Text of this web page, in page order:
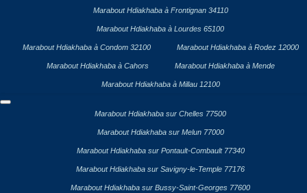
Marabout Hdiakhaba à Frontignan 34110
Marabout Hdiakhaba à Lourdes 65100
Marabout Hdiakhaba à Condom 32100 Marabout Hdiakhaba à Rodez 12000
Marabout Hdiakhaba à Cahors Marabout Hdiakhaba à Mende
Marabout Hdiakhaba à Millau 12100
Marabout Hdiakhaba sur Chelles 77500
Marabout Hdiakhaba sur Melun 77000
Marabout Hdiakhaba sur Pontault-Combault 77340
Marabout Hdiakhaba sur Savigny-le-Temple 77176
Marabout Hdiakhaba sur Bussy-Saint-Georges 77600